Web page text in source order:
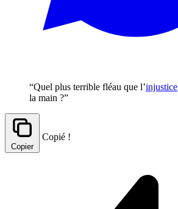
“Quel plus terrible fléau que l’injustice
la main ?”
Copier
Copié !